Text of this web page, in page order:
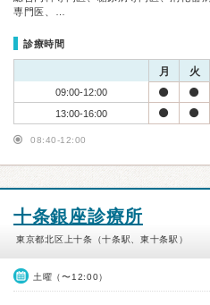
専門医、…
診療時間
月 火
09:00-12:00
13:00-16:00
08:40-12:00
十条銀座診療所
東京都北区上十条（十条駅、東十条駅）
土曜（〜12:00）